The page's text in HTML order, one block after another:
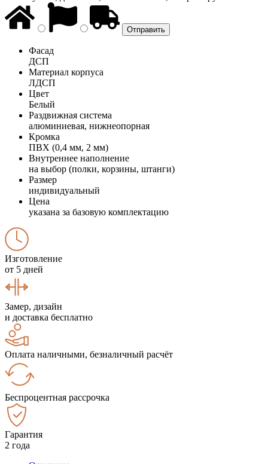
Фасад
ДСП
Материал корпуса
ЛДСП
Цвет
Белый
Раздвижная система
алюминиевая, нижнеопорная
Кромка
ПВХ (0,4 мм, 2 мм)
Внутреннее наполнение
на выбор (полки, корзины, штанги)
Размер
индивидуальный
Цена
указана за базовую комплектацию
Изготовление
от 5 дней
Замер, дизайн
и доставка бесплатно
Оплата наличными, безналичный расчёт
Беспроцентная рассрочка
Гарантия
2 года